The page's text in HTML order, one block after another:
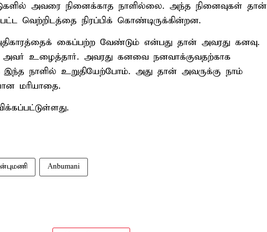
அவரை நினைக்காத நாளில்லை. அந்த நினைவுகள் தான்
வெற்றிடத்தை நிரப்பிக் கொண்டிருக்கின்றன.
கைப்பற்ற வேண்டும் என்பது தான் அவரது கனவு.
உழைத்தார். அவரது கனவை நனவாக்குவதற்காக
நாளில் உறுதியேற்போம். அது தான் அவருக்கு நாம்
மரியாதை.
Anbumani